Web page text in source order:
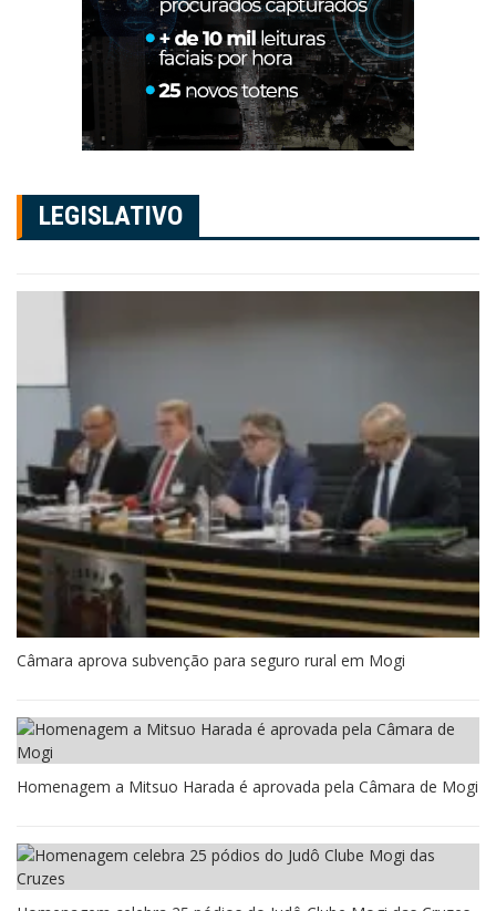
LEGISLATIVO
Câmara aprova subvenção para seguro rural em Mogi
Homenagem a Mitsuo Harada é aprovada pela Câmara de Mogi